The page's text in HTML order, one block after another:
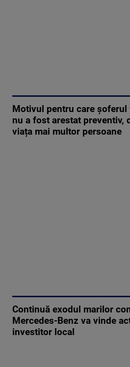
Motivul pentru care
nu a fost arestat preventiv,
viața mai multor persoane
Continuă exodul marilor
Mercedes-Benz va vinde
investitor local